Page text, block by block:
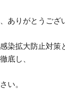
ありがとうござ
染拡大防止対策
底し、
い。